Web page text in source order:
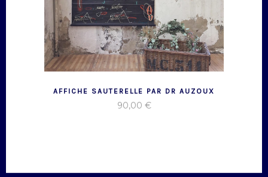
AFFICHE SAUTERELLE PAR DR AUZOUX
90,00 €